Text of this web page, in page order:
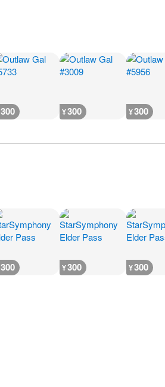
300 ¥300 ¥300
300 ¥300 ¥300